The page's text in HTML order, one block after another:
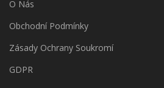
O Nás
Obchodní Podmínky
Zásady Ochrany Soukromí
GDPR